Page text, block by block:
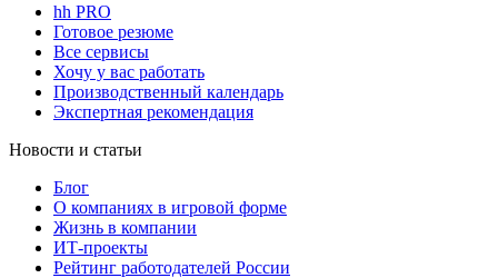
hh PRO
Готовое резюме
Все сервисы
Хочу у вас работать
Производственный календарь
Экспертная рекомендация
Новости и статьи
Блог
О компаниях в игровой форме
Жизнь в компании
ИТ-проекты
Рейтинг работодателей России